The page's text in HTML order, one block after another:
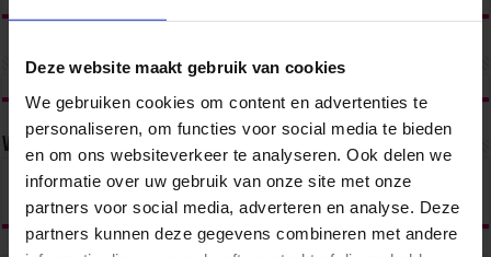
Deze website maakt gebruik van cookies
We gebruiken cookies om content en advertenties te
personaliseren, om functies voor social media te bieden
en om ons websiteverkeer te analyseren. Ook delen we
informatie over uw gebruik van onze site met onze
partners voor social media, adverteren en analyse. Deze
partners kunnen deze gegevens combineren met andere
Volg ons via